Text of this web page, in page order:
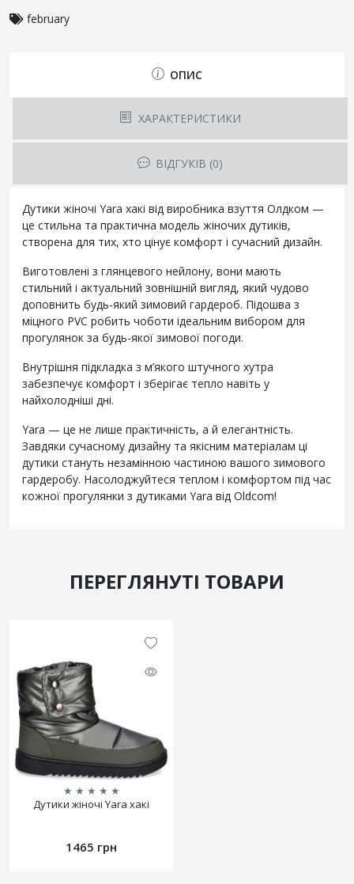
february
ОПИС
ХАРАКТЕРИСТИКИ
ВІДГУКІВ (0)
Дутики жіночі Yara хакі від виробника взуття Олдком —
це стильна та практична модель жіночих дутиків,
створена для тих, хто цінує комфорт і сучасний дизайн.
Виготовлені з глянцевого нейлону, вони мають
стильний і актуальний зовнішній вигляд, який чудово
доповнить будь-який зимовий гардероб. Підошва з
міцного PVC робить чоботи ідеальним вибором для
прогулянок за будь-якої зимової погоди.
Внутрішня підкладка з м’якого штучного хутра
забезпечує комфорт і зберігає тепло навіть у
найхолодніші дні.
Yara — це не лише практичність, а й елегантність.
Завдяки сучасному дизайну та якісним матеріалам ці
дутики стануть незамінною частиною вашого зимового
гардеробу. Насолоджуйтеся теплом і комфортом під час
кожної прогулянки з дутиками Yara від Oldcom!
ПЕРЕГЛЯНУТІ ТОВАРИ
★ ★ ★ ★ ★
Дутики жіночі Yara хакі
1465 грн